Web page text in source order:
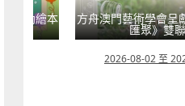
-嬰幼繪本 方舟澳門藝術學會呈
匯聚》雙
2026-08-02 至